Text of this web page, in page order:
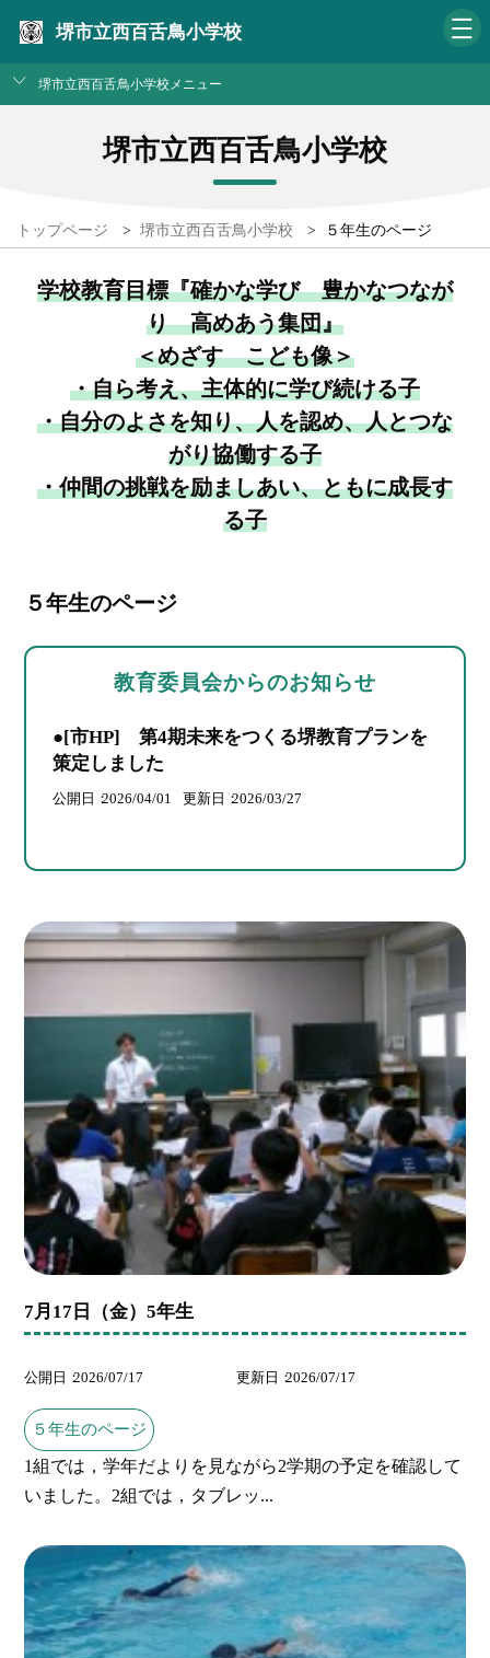
堺市立西百舌鳥小学校
堺市立西百舌鳥小学校メニュー
堺市立西百舌鳥小学校
トップページ > 堺市立西百舌鳥小学校 > ５年生のページ
学校教育目標『確かな学び 豊かなつなが
り 高めあう集団』
＜めざす こども像＞
・自ら考え、主体的に学び続ける子
・自分のよさを知り、人を認め、人とつな
がり協働する子
・仲間の挑戦を励ましあい、ともに成長す
る子
５年生のページ
教育委員会からのお知らせ
●[市HP] 第4期未来をつくる堺教育プランを
策定しました
公開日 2026/04/01 更新日 2026/03/27
7月17日（金）5年生
公開日 2026/07/17 更新日 2026/07/17
５年生のページ
1組では，学年だよりを見ながら2学期の予定を確認して
いました。2組では，タブレッ...